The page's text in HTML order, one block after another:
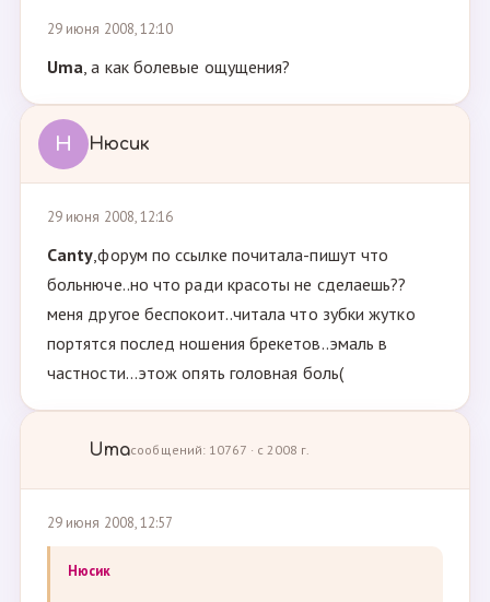
29 июня 2008, 12:10
Uma, а как болевые ощущения?
Н Нюсик
29 июня 2008, 12:16
Canty,форум по ссылке почитала-пишут что
больнюче..но что ради красоты не сделаешь??
меня другое беспокоит..читала что зубки жутко
портятся послед ношения брекетов..эмаль в
частности...этож опять головная боль(
Umaсообщений: 10767 · с 2008 г.
29 июня 2008, 12:57
Нюсик